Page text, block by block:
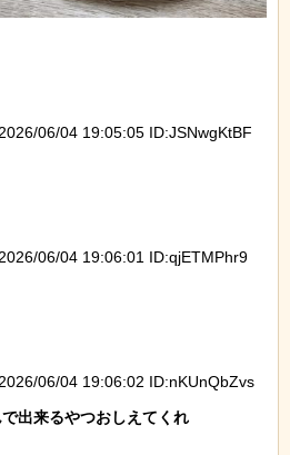
06/04 19:05:05 ID:JSNwgKtBF
06/04 19:06:01 ID:qjETMPhr9
06/04 19:06:02 ID:nKUnQbZvs
出来るやつおしえてくれ